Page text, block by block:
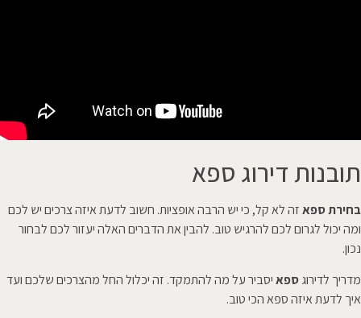
תובנות דירוג ספא
בחירת ספאזה לא קל, כי יש הרבה אופציות. חשוב לדעת איזה צרכים יש לכם
ומה יכול לגרום לכם להרגיש טוב. להבין את הדברים האלה יעזור לכם לבחור
נכון.
מדריך לדירוגספאיסביר על מה להתמקד. זה יכלול החל מהצרכים שלכם ועד
איך לדעת איזה ספא הכי טוב.